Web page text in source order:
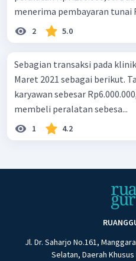
menerima pembayaran tunai
2 5.0
Sebagian transaksi pada
Maret 2021 sebagai berikut. Tanggal 2 Maret dibayar gaji
karyawan sebesar Rp6.000.000,00. Tanggal 8 Maret
membeli peralatan sebesa...
1 4.2
Jl. Dr. Saharjo No.161,
Selatan, Daerah